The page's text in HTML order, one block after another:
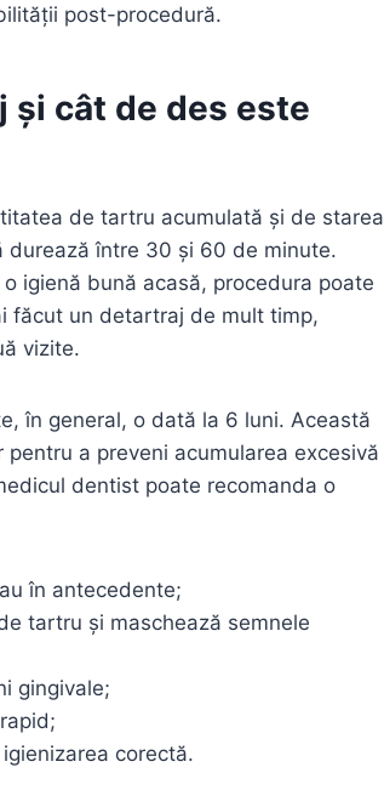
post-procedură.
și cât de des este
de tartru acumulată și de starea
durează între 30 și 60 de minute.
igienă bună acasă, procedura poate
făcut un detartraj de mult timp,
vizite.
în general, o dată la 6 luni. Această
a preveni acumularea excesivă
dentist poate recomanda o
în antecedente;
tartru și maschează semnele
gingivale;
corectă.